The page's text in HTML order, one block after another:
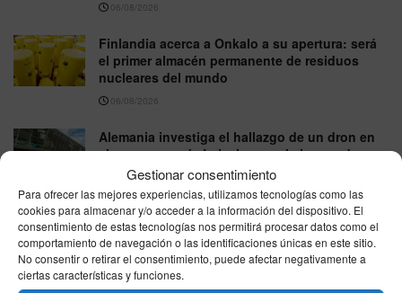
Gestionar consentimiento
Para ofrecer las mejores experiencias, utilizamos tecnologías como las
cookies para almacenar y/o acceder a la información del dispositivo. El
consentimiento de estas tecnologías nos permitirá procesar datos como el
comportamiento de navegación o las identificaciones únicas en este sitio.
No consentir o retirar el consentimiento, puede afectar negativamente a
ciertas características y funciones.
06/08/2026
Finlandia acerca a Onkalo a su apertura: será
el primer almacén permanente de residuos
nucleares del mundo
06/08/2026
Alemania investiga el hallazgo de un dron en
el aeropuerto de Leipzig tras el choque de un
avión con un objeto
05/08/2026
VER MÁS